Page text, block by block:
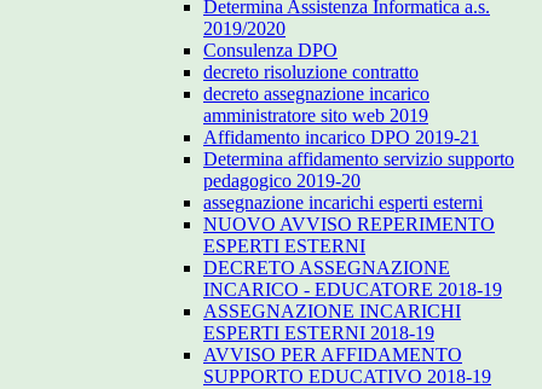
Determina Assistenza Informatica a.s.
2019/2020
Consulenza DPO
decreto risoluzione contratto
decreto assegnazione incarico
amministratore sito web 2019
Affidamento incarico DPO 2019-21
Determina affidamento servizio supporto
pedagogico 2019-20
assegnazione incarichi esperti esterni
NUOVO AVVISO REPERIMENTO
ESPERTI ESTERNI
DECRETO ASSEGNAZIONE
INCARICO - EDUCATORE 2018-19
ASSEGNAZIONE INCARICHI
ESPERTI ESTERNI 2018-19
AVVISO PER AFFIDAMENTO
SUPPORTO EDUCATIVO 2018-19